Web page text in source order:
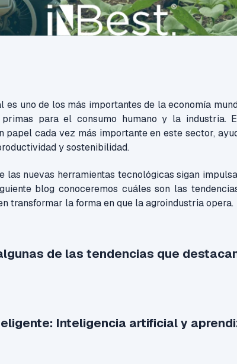
es uno de los más importantes de la economía
para el consumo humano y la industria.
papel cada vez más importante en este sector,
y sostenibilidad.
las nuevas herramientas tecnológicas sigan
blog conoceremos cuáles son las
transformar la forma en que la agroindustria opera.
de las tendencias que
Inteligencia artificial y